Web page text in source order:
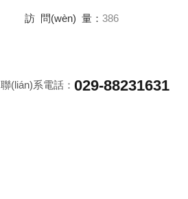
訪 問(wèn) 量： 386
聯(lián)系電話：029-88231631